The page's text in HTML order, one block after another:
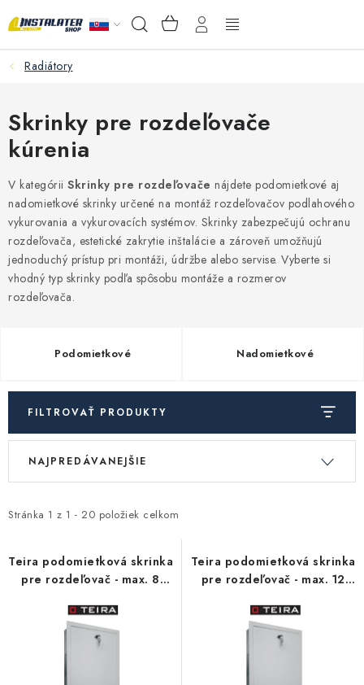
na
Hľadať NÁKUPNÝ
KOŠÍK
Inštalačný materiál
Podlahové kúrenie
Ventily a armatúry
Komíny a dymovody
Čerpadlá a vodárne
Filtrovanie a úprava vody
Záhrada a závlaha
Kúpeľňa a sanita
VEĽKOOBCHOD
AKO VYBRAŤ?
PREDAJŇA - RAKOVÁ
Radiátory
Skrinky pre rozdeľovače
kúrenia
V kategórii Skrinky pre rozdeľovače nájdete podomietkové aj
nadomietkové skrinky určené na montáž rozdeľovačov podlahového
vykurovania a vykurovacích systémov. Skrinky zabezpečujú ochranu
rozdeľovača, estetické zakrytie inštalácie a zároveň umožňujú
jednoduchý prístup pri montáži, údržbe alebo servise. Vyberte si
vhodný typ skrinky podľa spôsobu montáže a rozmerov
rozdeľovača.
Podomietkové Nadomietkové
FILTROVAŤ PRODUKTY
V
i
p
Stránka 1 z 1 - 20 položiek celkom
R
e
i
NAJPREDÁVANEJŠIE
Teira podomietková skrinka
pre rozdeľovač - max. 8
Teira podomietková skrinka
pre rozdeľovač - max. 12